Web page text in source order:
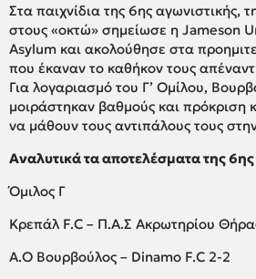
Στα παιχνίδια της 6ης αγωνιστικής,
στους «οκτώ» σημείωσε η Jameson
Asylum και ακολούθησε στα
που έκαναν το καθήκον τους
Για λογαριασμό του Γ’ Ομίλου,
μοιράστηκαν βαθμούς και πρόκριση
να μάθουν τους αντιπάλους τους
Αναλυτικά τα αποτελέσματα της
Όμιλος Γ
Κρεπάλ F.C – Π.Α.Σ Ακρωτηρίου
Α.Ο Βουρβούλος – Dinamo F.C 2-2